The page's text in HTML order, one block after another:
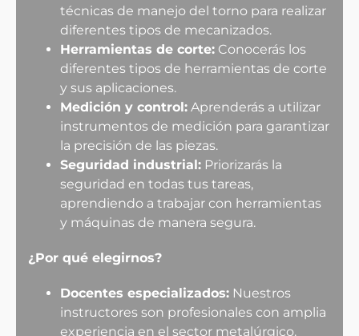
técnicas de manejo del torno para realizar
diferentes tipos de mecanizados.
Herramientas de corte: Conocerás los
diferentes tipos de herramientas de corte
y sus aplicaciones.
Medición y control: Aprenderás a utilizar
instrumentos de medición para garantizar
la precisión de las piezas.
Seguridad industrial: Priorizarás la
seguridad en todas tus tareas,
aprendiendo a trabajar con herramientas
y máquinas de manera segura.
¿Por qué elegirnos?
Docentes especializados: Nuestros
instructores son profesionales con amplia
experiencia en el sector metalúrgico.